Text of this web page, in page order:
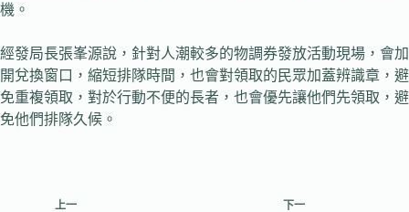
機。
經發局長張峯源說，針對人潮較多的物調券發放活動現場，會加
開兌換窗口，縮短排隊時間，也會對領取的民眾加蓋辨識章，避
免重複領取，對於行動不便的長者，也會優先讓他們先領取，避
免他們排隊久候。
上一 下一